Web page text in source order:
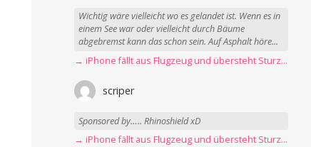
Wichtig wäre vielleicht wo es gelandet ist. Wenn es in
einem See war oder vielleicht durch Bäume
abgebremst kann das schon sein. Auf Asphalt höre...
→ iPhone fällt aus Flugzeug und übersteht Sturz unbeschadet
scriper
Sponsored by….. Rhinoshield xD
→ iPhone fällt aus Flugzeug und übersteht Sturz unbeschadet